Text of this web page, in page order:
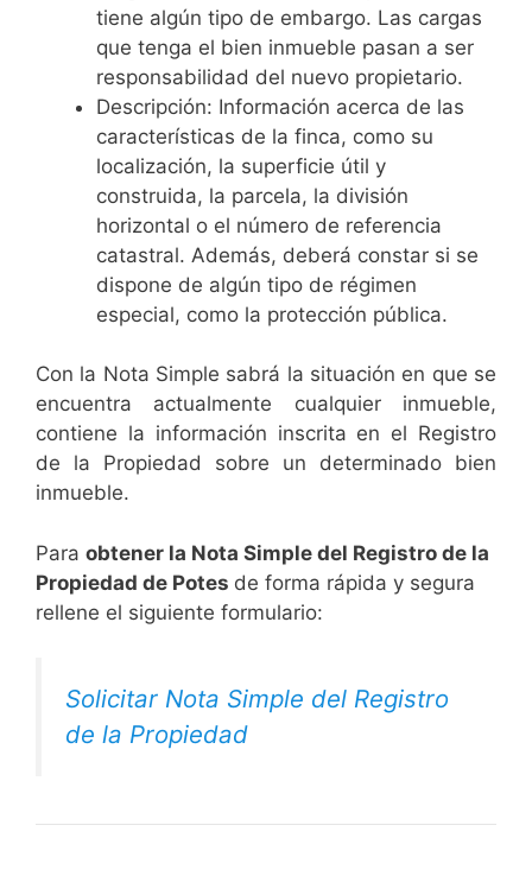
tiene algún tipo de embargo. Las cargas
que tenga el bien inmueble pasan a ser
responsabilidad del nuevo propietario.
Descripción: Información acerca de las
características de la finca, como su
localización, la superficie útil y
construida, la parcela, la división
horizontal o el número de referencia
catastral. Además, deberá constar si se
dispone de algún tipo de régimen
especial, como la protección pública.
Con la Nota Simple sabrá la situación en que se
encuentra actualmente cualquier inmueble,
contiene la información inscrita en el Registro
de la Propiedad sobre un determinado bien
inmueble.
Para obtener la Nota Simple del Registro de la
Propiedad de Potes de forma rápida y segura
rellene el siguiente formulario:
Solicitar Nota Simple del Registro
de la Propiedad